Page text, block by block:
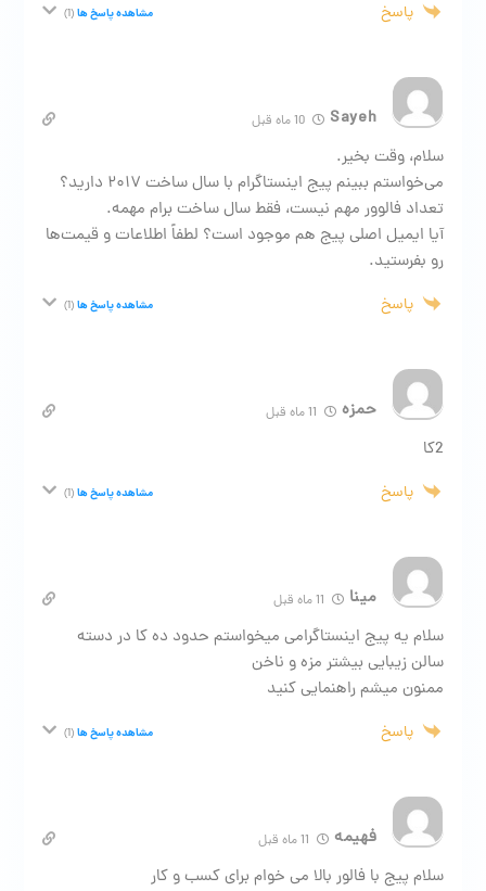
پاسخ مشاهده پاسخ ها(1)
Sayeh
سلام، وقت بخیر.
می‌خواستم ببینم پیج اینستاگرام با سال ساخت ۲۰۱۷ دارید؟
تعداد فالوور مهم نیست، فقط سال ساخت برام مهمه.
آیا ایمیل اصلی پیج هم موجود است؟ لطفاً اطلاعات و قیمت‌ها
رو بفرستید.
پاسخ مشاهده پاسخ ها(1)
حمزه
2کا
پاسخ مشاهده پاسخ ها(1)
مینا
سلام یه پیج اینستاگرامی میخواستم حدود ده کا در دسته
سالن زیبایی بیشتر مزه و ناخن
ممنون میشم راهنمایی کنید
پاسخ مشاهده پاسخ ها(1)
فهیمه
سلام پیج با فالور بالا می خوام برای کسب و کار